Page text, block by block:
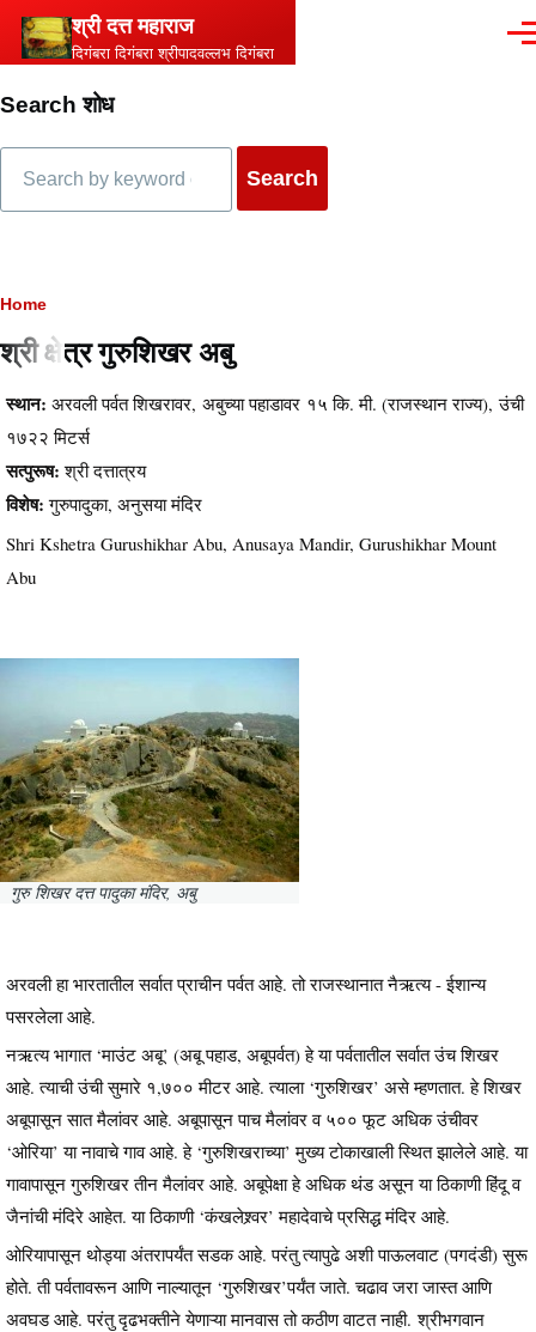
Skip to main content
श्री दत्त महाराज
दिगंबरा दिगंबरा श्रीपादवल्लभ दिगंबरा
Search शोध
Breadcrumb
Home
श्री क्षेत्र गुरुशिखर अबु
स्थान: अरवली पर्वत शिखरावर, अबुच्या पहाडावर १५ कि. मी. (राजस्थान राज्य), उंची
१७२२ मिटर्स
सत्पुरूष: श्री दत्तात्रय
विशेष: गुरुपादुका, अनुसया मंदिर
Shri Kshetra Gurushikhar Abu, Anusaya Mandir, Gurushikhar Mount
Abu
गुरु शिखर दत्त पादुका मंदिर, अबु
अरवली हा भारतातील सर्वात प्राचीन पर्वत आहे. तो राजस्थानात नैऋत्य - ईशान्य
पसरलेला आहे.
नऋत्य भागात ‘माउंट अबू’ (अबू पहाड, अबूपर्वत) हे या पर्वतातील सर्वात उंच शिखर
आहे. त्याची उंची सुमारे १,७०० मीटर आहे. त्याला ‘गुरुशिखर’ असे म्हणतात. हे शिखर
अबूपासून सात मैलांवर आहे. अबूपासून पाच मैलांवर व ५०० फूट अधिक उंचीवर
‘ओरिया’ या नावाचे गाव आहे. हे ‘गुरुशिखराच्या’ मुख्य टोकाखाली स्थित झालेले आहे. या
गावापासून गुरुशिखर तीन मैलांवर आहे. अबूपेक्षा हे अधिक थंड असून या ठिकाणी हिंदू व
जैनांची मंदिरे आहेत. या ठिकाणी ‘कंखलेश्र्वर’ महादेवाचे प्रसिद्ध मंदिर आहे.
ओरियापासून थोड्या अंतरापर्यंत सडक आहे. परंतु त्यापुढे अशी पाऊलवाट (पगदंडी) सुरू
होते. ती पर्वतावरून आणि नाल्यातून ‘गुरुशिखर’पर्यंत जाते. चढाव जरा जास्त आणि
अवघड आहे. परंतु दृढभक्तीने येणाऱ्या मानवास तो कठीण वाटत नाही. श्रीभगवान